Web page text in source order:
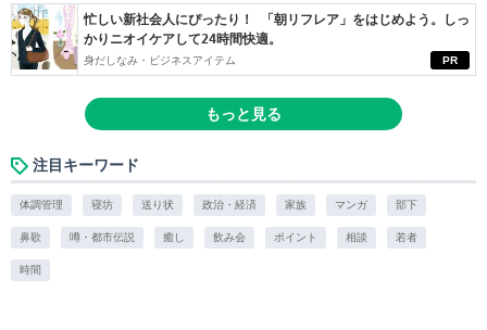
PR
忙しい新社会人にぴったり！ 「朝リフレア」をはじめよう。しっ
かりニオイケアして24時間快適。
身だしなみ・ビジネスアイテム
もっと見る
注目キーワード
体調管理 寝坊 送り状 政治・経済 家族 マンガ 部下
鼻歌 噂・都市伝説 癒し 飲み会 ポイント 相談 若者
時間